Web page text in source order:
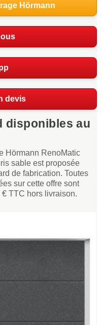
Hörmann
devis
disponibles au
Hörmann RenoMatic
sable est proposée
de fabrication. Toutes
sur cette offre sont
TTC hors livraison.